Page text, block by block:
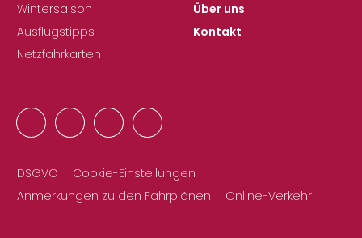
Wintersaison
Ausflugstipps
Netzfahrkarten
Über uns
Kontakt
DSGVO
Cookie-Einstellungen
Anmerkungen zu den Fahrplänen
Online-Verkehr